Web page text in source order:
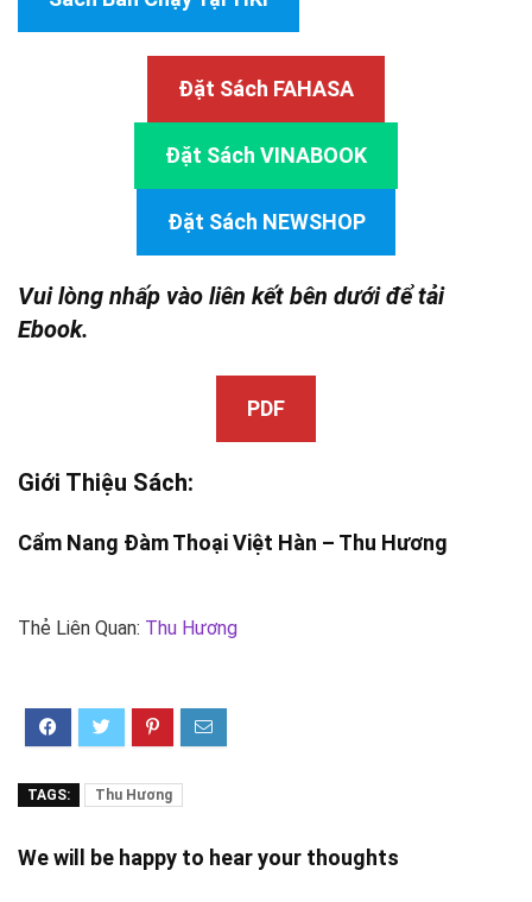
Đặt Sách FAHASA
Đặt Sách VINABOOK
Đặt Sách NEWSHOP
Vui lòng nhấp vào liên kết bên dưới để tải
Ebook.
PDF
Giới Thiệu Sách:
Cẩm Nang Đàm Thoại Việt Hàn – Thu Hương
Thẻ Liên Quan: Thu Hương
TAGS: Thu Hương
We will be happy to hear your thoughts